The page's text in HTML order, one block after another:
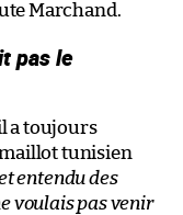
Marchand.
pas le
a toujours
tunisien
entendu des
voulais pas venir